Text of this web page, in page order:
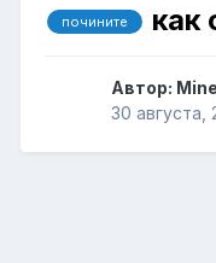
почините как
Автор:
30 августа,